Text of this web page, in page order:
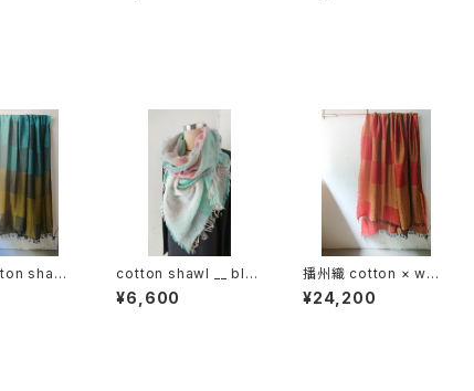
shawl
120 秋
cotton shawl __ blo
ck 220
¥6,600
播州織 cotton × woo
l __ block 220-120
鬼灯GK
¥24,200